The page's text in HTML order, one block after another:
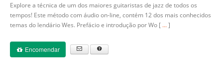
Explore a técnica de um dos maiores guitaristas de jazz de todos os
tempos! Este método com áudio on-line, contém 12 dos mais conhecidos
temas do lendário Wes. Prefácio e introdução por Wo [ ...]
Encomendar